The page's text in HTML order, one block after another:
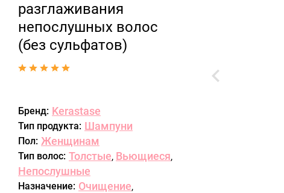
разглаживания
непослушных волос
(без сульфатов)
Бренд: Kerastase
Тип продукта: Шампуни
Пол: Женщинам
Тип волос: Толстые, Вьющиеся,
Непослушные
Назначение: Очищение,